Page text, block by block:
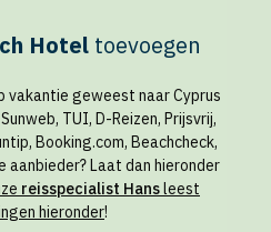
Hotel toevoegen
vakantie geweest naar Cyprus
TUI, D-Reizen, Prijsvrij,
Booking.com, Beachcheck,
aanbieder? Laat dan hieronder
reisspecialist Hansleest
hieronder!